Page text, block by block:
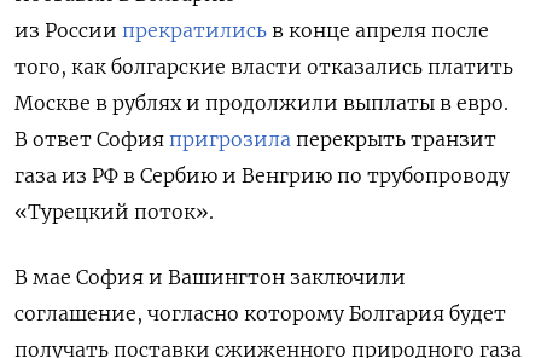
из России прекратились в конце апреля после
того, как болгарские власти отказались платить
Москве в рублях и продолжили выплаты в евро.
В ответ София пригрозила перекрыть транзит
газа из РФ в Сербию и Венгрию по трубопроводу
«Турецкий поток».
В мае София и Вашингтон заключили
соглашение, чогласно которому Болгария будет
получать поставки сжиженного природного газа